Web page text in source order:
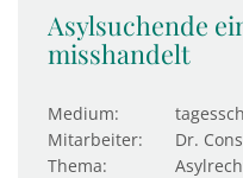
Asylsuchende
misshandelt
Medium:
Mitarbeiter:
Dr.
Thema: